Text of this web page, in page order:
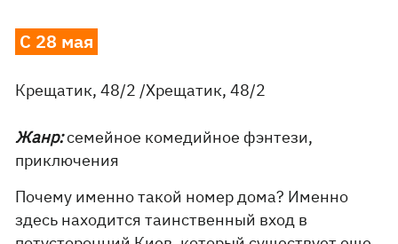
С 28 мая
Крещатик, 48/2 /Хрещатик, 48/2
Жанр:семейное комедийное фэнтези,
приключения
Почему именно такой номер дома? Именно
здесь находится таинственный вход в